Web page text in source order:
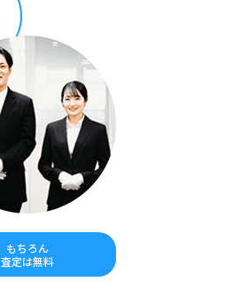
もちろん
査定は無料